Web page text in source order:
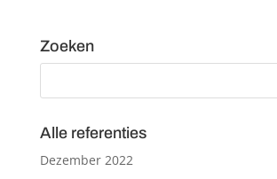
Zoeken
Alle referenties
Dezember 2022